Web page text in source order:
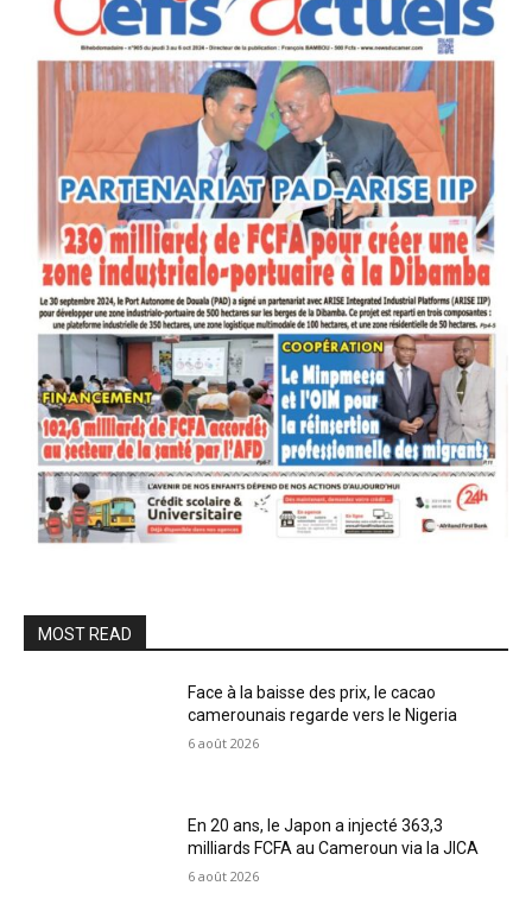
MOST READ
Face à la baisse des prix, le cacao
camerounais regarde vers le Nigeria
6 août 2026
En 20 ans, le Japon a injecté 363,3
milliards FCFA au Cameroun via la JICA
6 août 2026